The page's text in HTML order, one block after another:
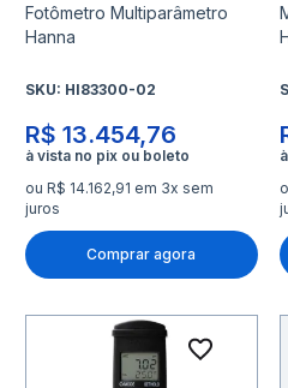
Fotômetro Multiparâmetro
Hanna
SKU: HI83300-02
R$ 13.454,76
ou R$ 14.162,91 em 3x sem
juros
Comprar agora